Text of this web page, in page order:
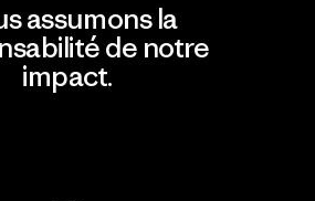
assumons la
de notre
impact.